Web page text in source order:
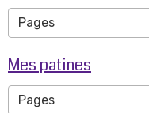
Mes patines